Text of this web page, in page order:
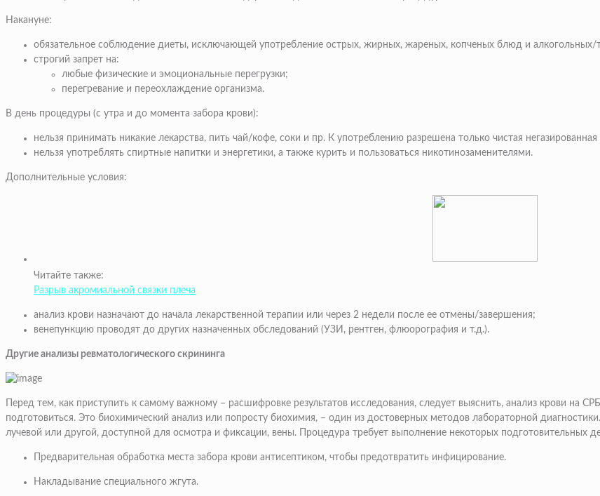
Накануне:
обязательное соблюдение диеты, исключающей употребление острых, жирных, жареных, копченых блюд и алкогольных/
строгий запрет на:
любые физические и эмоциональные перегрузки;
перегревание и переохлаждение организма.
В день процедуры (с утра и до момента забора крови):
нельзя принимать никакие лекарства, пить чай/кофе, соки и пр. К употреблению разрешена только чистая негазированная
нельзя употреблять спиртные напитки и энергетики, а также курить и пользоваться никотинозаменителями.
Дополнительные условия:
Читайте также:
Разрыв акромиальной связки плеча
анализ крови назначают до начала лекарственной терапии или через 2 недели после ее отмены/завершения;
венепункцию проводят до других назначенных обследований (УЗИ, рентген, флюорография и т.д.).
Другие анализы ревматологического скрининга
Перед тем, как приступить к самому важному – расшифровке результатов исследования, следует выяснить, анализ крови на
подготовиться. Это биохимический анализ или попросту биохимия, – один из достоверных методов лабораторной
лучевой или другой, доступной для осмотра и фиксации, вены. Процедура требует выполнение некоторых подготовительных
Предварительная обработка места забора крови антисептиком, чтобы предотвратить инфицирование.
Накладывание специального жгута.